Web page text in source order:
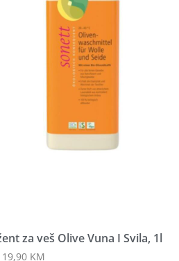
za veš Olive Vuna I Svila, 1l
19,90 KM